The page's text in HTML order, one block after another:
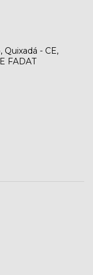
Quixadá - CE,
FADAT